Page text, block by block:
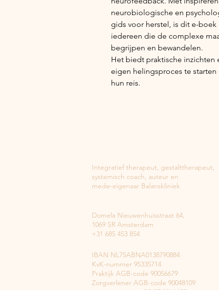
neurobiologische en
gids voor herstel, is dit e-
iedereen die de complexe
begrijpen en bewandelen.
Het biedt praktische
eigen helingsproces te
hun reis.
Integratief therapeut, gestalttherapeut,
systemisch coach, auteur en
mede-eigenaar Balanskliniek
Domela Nieuwenhuisstraat 64,
1069 SR Amsterdam
+31 685 453 854​​
IBAN NL75ABNA0138790884
KvK-nummer 95335714
Praktijk AGB-code 90056679
Zorgverlener AGB-code 90048109